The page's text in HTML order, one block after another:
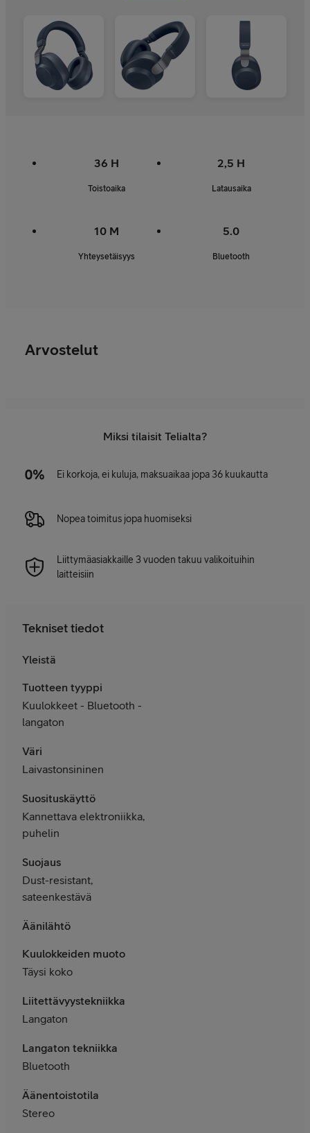
36 H
Toistoaika
2,5 H
Latausaika
10 M
Yhteysetäisyys
5.0
Bluetooth
Arvostelut
Miksi tilaisit Telialta?
Ei korkoja, ei kuluja, maksuaikaa jopa 36 kuukautta
Nopea toimitus jopa huomiseksi
Liittymäasiakkaille 3 vuoden takuu valikoituihin
laitteisiin
Tekniset tiedot
Yleistä
Tuotteen tyyppi
Kuulokkeet - Bluetooth -
langaton
Väri
Laivastonsininen
Suosituskäyttö
Kannettava elektroniikka,
puhelin
Suojaus
Dust-resistant,
sateenkestävä
Äänilähtö
Kuulokkeiden muoto
Täysi koko
Liitettävyystekniikka
Langaton
Langaton tekniikka
Bluetooth
Äänentoistotila
Stereo